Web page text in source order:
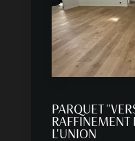
PARQUET
RAFFINEMENT
L'UNION